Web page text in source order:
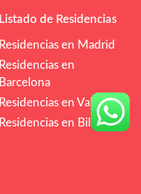
Listado de Residencias
Residencias en Madrid
Residencias en
Barcelona
Residencias en Valencia
Residencias en Bilbao